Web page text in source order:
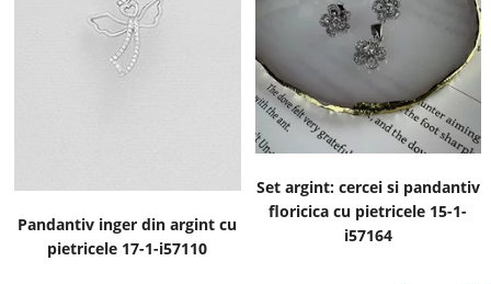
Pandantiv inger din argint cu
pietricele 17-1-i57110
Set argint: cercei si pandantiv
floricica cu pietricele 15-1-
i57164